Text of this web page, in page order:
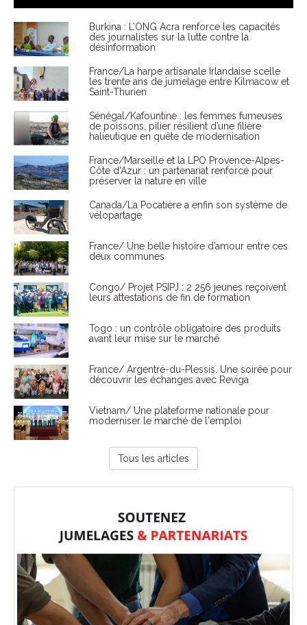
Burkina : L’ONG Acra renforce les capacités
des journalistes sur la lutte contre la
désinformation
France/La harpe artisanale Irlandaise scelle
les trente ans de jumelage entre Kilmacow et
Saint-Thurien
Sénégal/Kafountine : les femmes fumeuses
de poissons, pilier résilient d’une filière
halieutique en quête de modernisation
France/Marseille et la LPO Provence-Alpes-
Côte d'Azur : un partenariat renforcé pour
préserver la nature en ville
Canada/La Pocatière a enfin son système de
vélopartage
France/ Une belle histoire d’amour entre ces
deux communes
Congo/ Projet PSIPJ : 2 256 jeunes reçoivent
leurs attestations de fin de formation
Togo : un contrôle obligatoire des produits
avant leur mise sur le marché
France/ Argentré-du-Plessis. Une soirée pour
découvrir les échanges avec Reviga
Vietnam/ Une plateforme nationale pour
moderniser le marché de l'emploi
Tous les articles